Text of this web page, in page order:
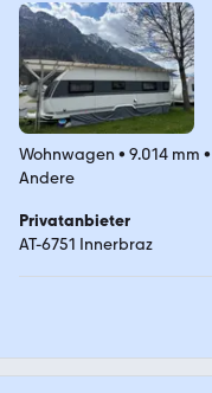
Wohnwagen • 9.014 mm •
Andere
Privatanbieter
AT-6751 Innerbraz